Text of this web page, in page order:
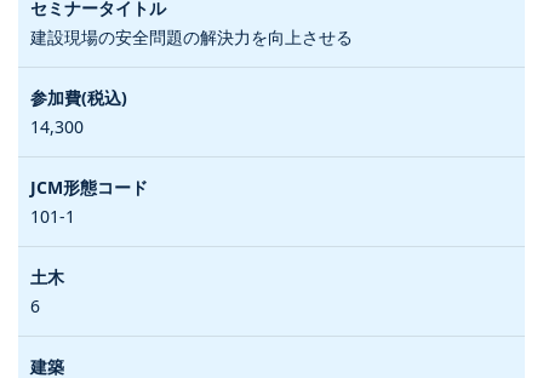
建設現場の安全問題の解決力を向上させる
14,300
101-1
6